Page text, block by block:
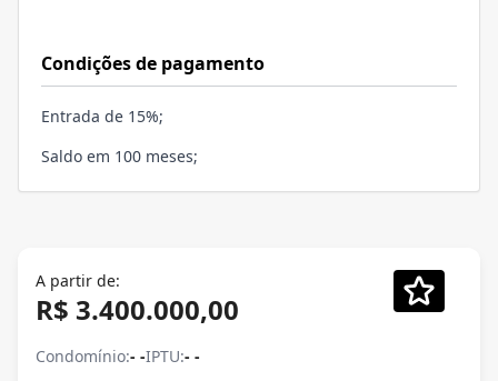
Condições de pagamento
Entrada de 15%;
Saldo em 100 meses;
A partir de:
R$ 3.400.000,00
Condomínio:- -IPTU:- -